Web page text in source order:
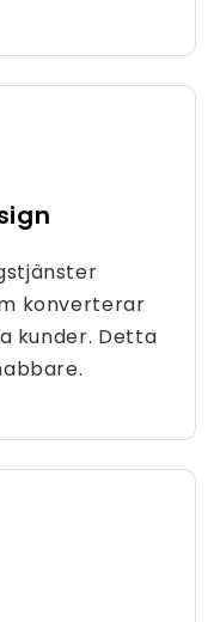
konverterar
kunder. Detta